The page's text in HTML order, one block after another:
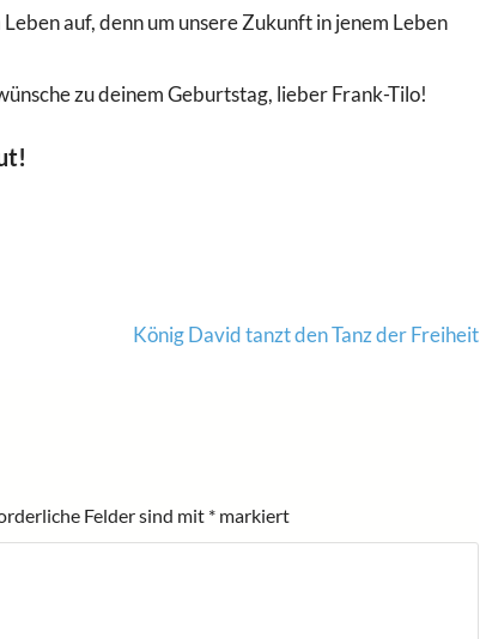
auf, denn um unsere Zukunft in jenem Leben
zu deinem Geburtstag, lieber Frank-Tilo!
König David tanzt den Tanz der Freiheit
Felder sind mit * markiert